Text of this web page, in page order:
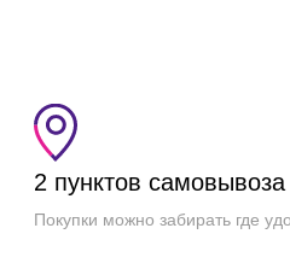
2 пунктов
Покупки можно забирать где